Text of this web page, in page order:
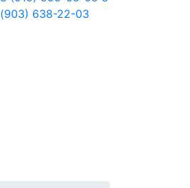
(903) 638-22-03